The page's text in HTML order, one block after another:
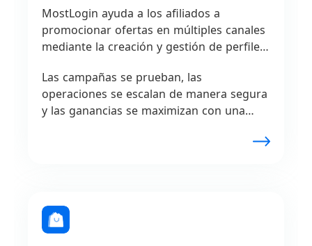
MostLogin ayuda a los afiliados a
promocionar ofertas en múltiples canales
mediante la creación y gestión de perfiles
Las campañas se prueban, las
operaciones se escalan de manera segura
y las ganancias se maximizan con una